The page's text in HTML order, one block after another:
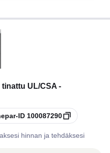
UL/CSA -
ID 100087290
hinnan ja tehdäksesi